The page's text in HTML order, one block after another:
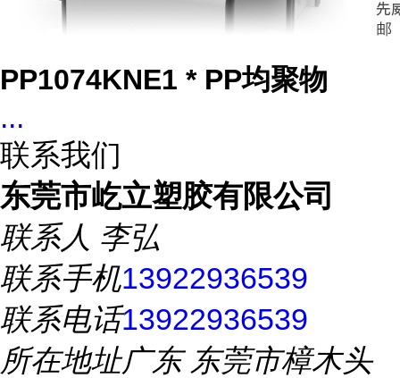
PP1074KNE1 * PP均聚物
...
联系我们
东莞市屹立塑胶有限公司
联系人 李弘
联系手机13922936539
联系电话13922936539
所在地址广东 东莞市樟木头